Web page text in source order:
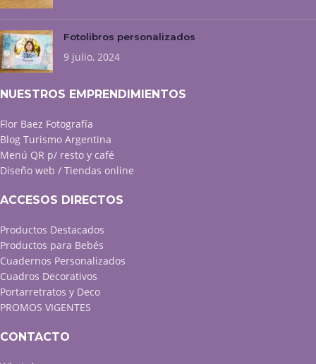
Fotolibros personalizados
9 julio, 2024
NUESTROS EMPRENDIMIENTOS
Flor Baez Fotografía
Blog Turismo Argentina
Menú QR p/ resto y café
Diseño web / Tiendas online
ACCESOS DIRECTOS
Productos Destacados
Productos para Bebés
Cuadernos Personalizados
Cuadros Decorativos
Portarretratos y Deco
PROMOS VIGENTES
CONTACTO